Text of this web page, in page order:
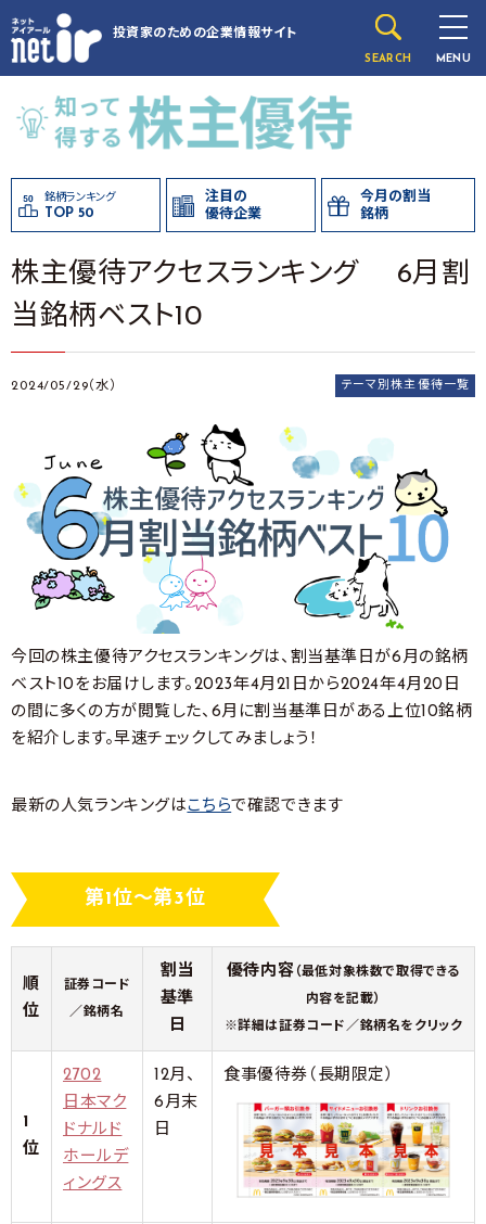
投資家のための企業情報サイト
SEARCH MENU
銘柄ランキング
TOP 50
注目の
優待企業
今月の割当
銘柄
株主優待アクセスランキング 6月割
当銘柄ベスト10
2024/05/29（水） テーマ別株主優待一覧
今回の株主優待アクセスランキングは、割当基準日が6月の銘柄
ベスト10をお届けします。2023年4月21日から2024年4月20日
の間に多くの方が閲覧した、6月に割当基準日がある上位10銘柄
を紹介します。早速チェックしてみましょう！
最新の人気ランキングはこちら で確認できます
第1位～第3位
順
位
証券コード
／銘柄名
割当
基準
日
優待内容 （最低対象株数で取得できる
内容を記載）
※詳細は証券コード／銘柄名をクリック
1
位
2702
日本マク
ドナルド
ホールデ
ィングス
12月、
6月末
日
食事優待券（長期限定）